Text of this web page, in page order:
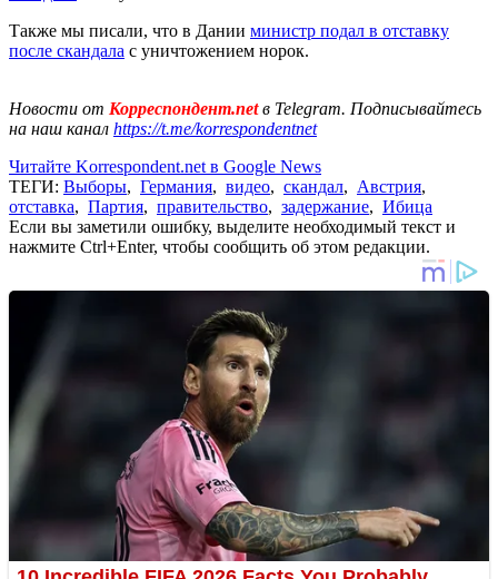
Также мы писали, что в Дании министр подал в отставку
после скандала с уничтожением норок.
Новости от Корреспондент.netв Telegram. Подписывайтесь
на наш канал https://t.me/korrespondentnet
Читайте Korrespondent.net в Google News
ТЕГИ: Выборы, Германия, видео, скандал, Австрия,
отставка, Партия, правительство, задержание, Ибица
Если вы заметили ошибку, выделите необходимый текст и
нажмите Ctrl+Enter, чтобы сообщить об этом редакции.